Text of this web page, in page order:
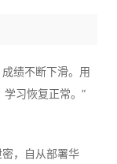
绩不断下滑。用
习恢复正常。”
，自从部署华